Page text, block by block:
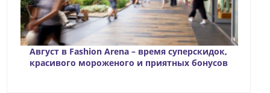
Август в Fashion Arena – время суперскидок,
красивого мороженого и приятных бонусов